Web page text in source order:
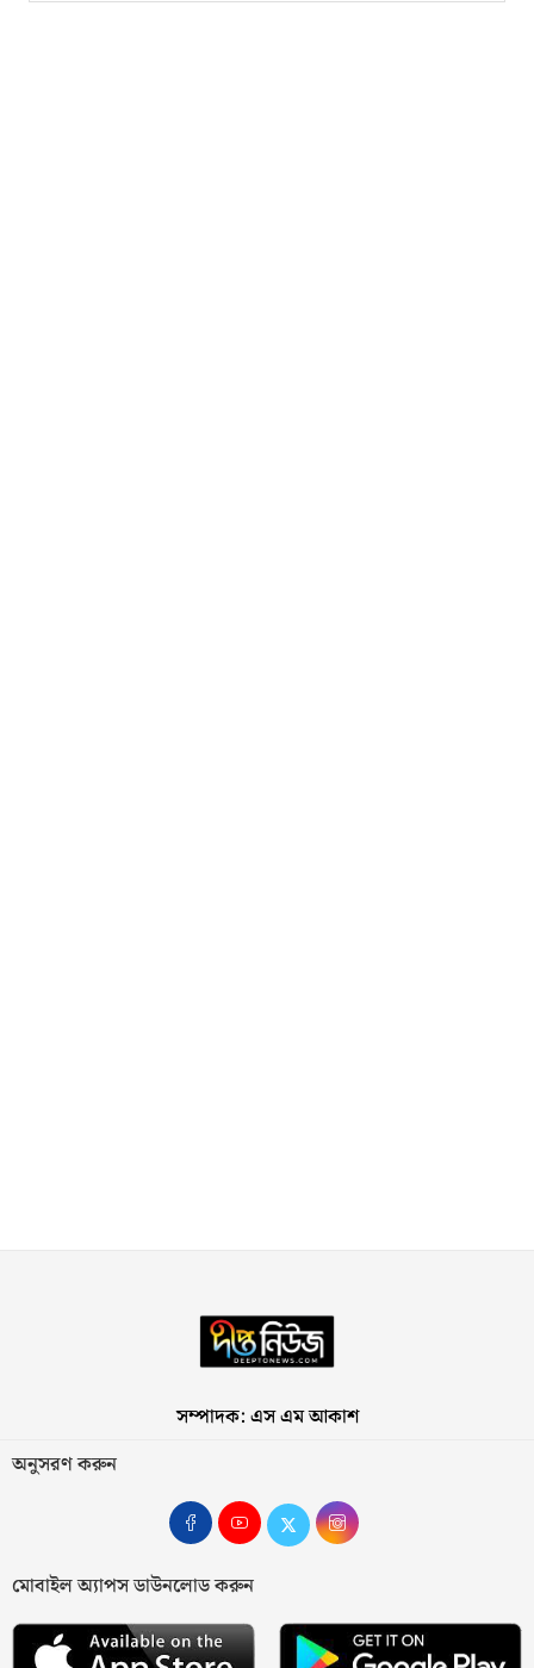
সম্পাদক: এস এম আকাশ
অনুসরণ করুন
মোবাইল অ্যাপস ডাউনলোড করুন